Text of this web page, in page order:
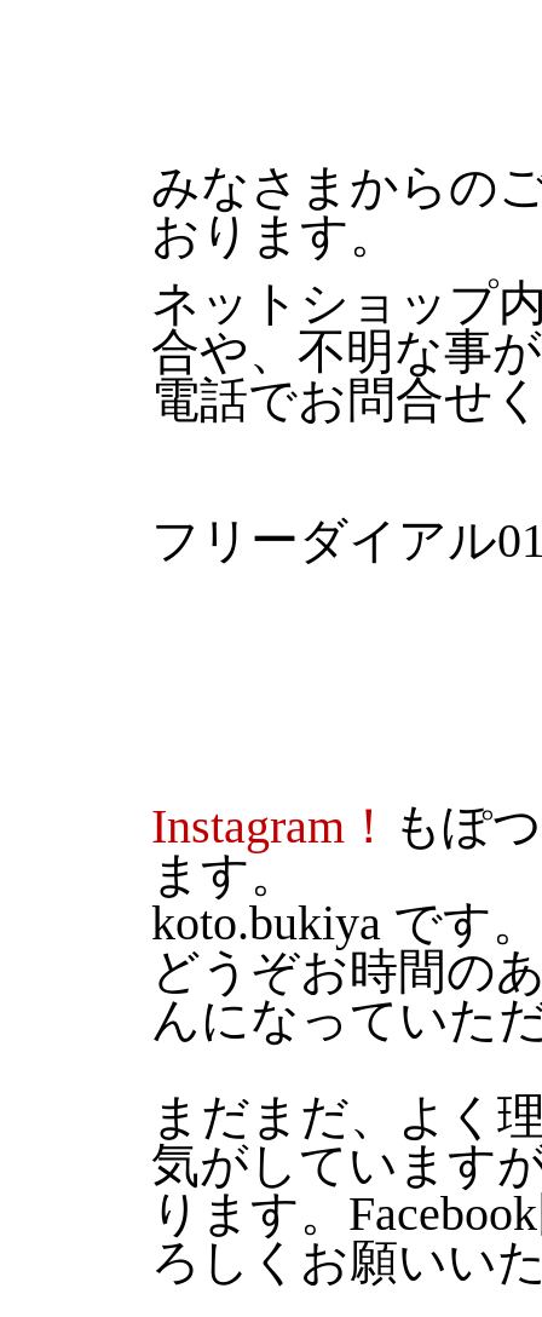
みなさまからの
おります。
ネットショップ
合や、不明な事
電話でお問合せ
フリーダイアル
Instagram！ もぽ
ます。
koto.bukiya です。
どうぞお時間の
んになっていた
まだまだ、よく
気がしています
ります。
ろしくお願いい